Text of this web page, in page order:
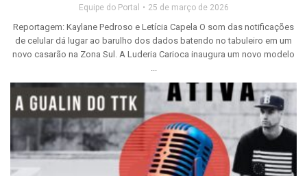
Equipe do Portal 25 de março de 2026
Reportagem: Kaylane Pedroso e Letícia Capela O som das notificações
de celular dá lugar ao barulho dos dados batendo no tabuleiro em um
novo casarão na Zona Sul. A Luderia Carioca inaugura um novo modelo
...